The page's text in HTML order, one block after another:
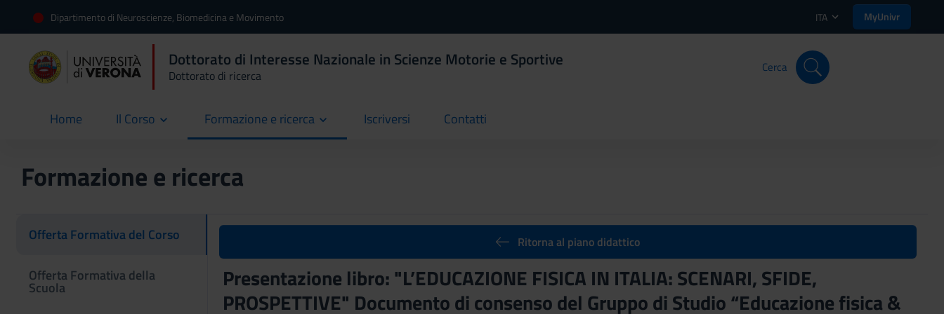
Dipartimento di Neuroscienze, Biomedicina e Movimento ITA MyUnivr
Dottorato di Interesse Nazionale in Scienze Motorie e Sportive
Dottorato di ricerca
Cerca
Home
current Il Corso Formazione e ricerca Iscriversi
current Contatti
current
Formazione e ricerca
Offerta Formativa del Corso
Offerta Formativa della
Scuola
Ritorna al piano didattico
Presentazione libro: "L’EDUCAZIONE FISICA IN ITALIA: SCENARI, SFIDE,
PROSPETTIVE" Documento di consenso del Gruppo di Studio “Educazione fisica &